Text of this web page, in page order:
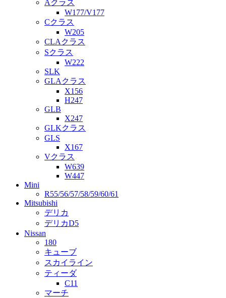
Aクラス
W177/V177
Cクラス
W205
CLAクラス
Sクラス
W222
SLK
GLAクラス
X156
H247
GLB
X247
GLKクラス
GLS
X167
Vクラス
W639
W447
Mini
R55/56/57/58/59/60/61
Mitsubishi
デリカ
デリカD5
Nissan
180
キューブ
スカイライン
ティーダ
C11
マーチ